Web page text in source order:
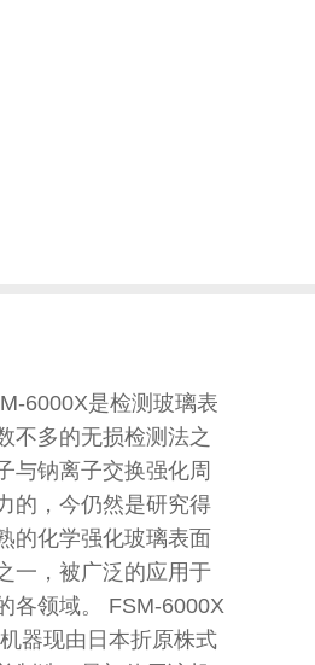
6000X是检测玻璃表
不多的无损检测法之
与钠离子交换强化周
的，今仍然是研究得
的化学强化玻璃表面
一，被广泛的应用于
各领域。 FSM-6000X
器现由日本折原株式